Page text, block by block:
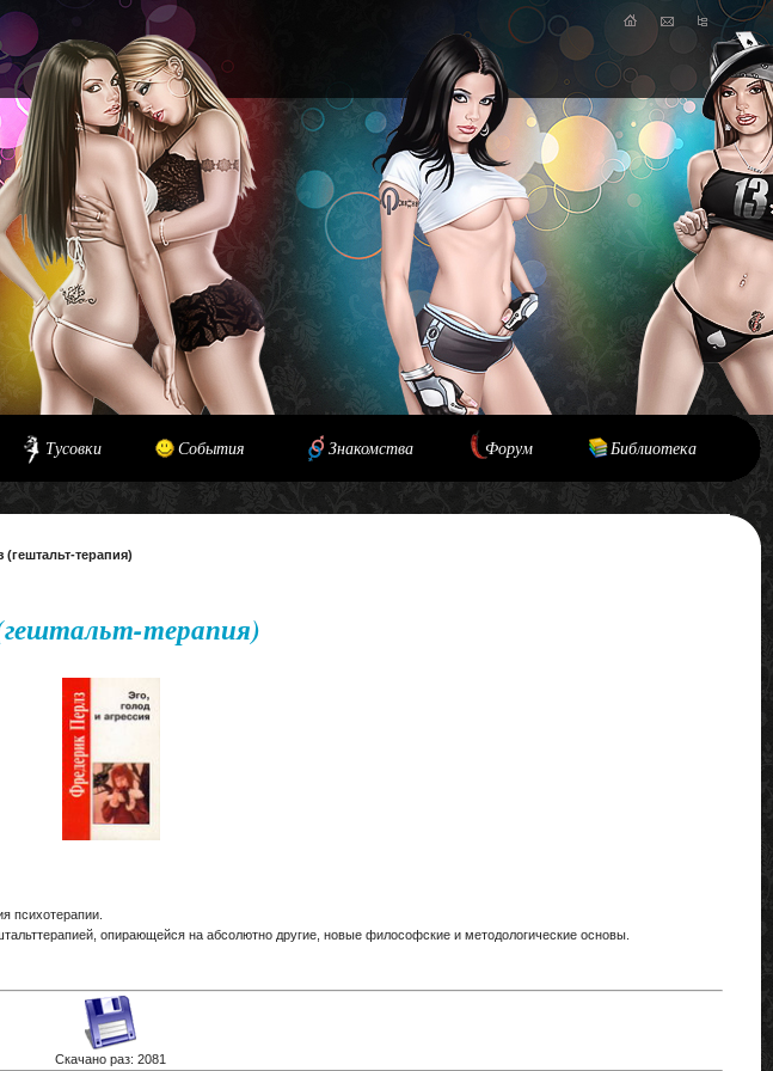
Тусовки События Знакомства Форум Библиотека
терапия)
терапия)
психотерапии.
опирающейся на абсолютно другие, новые философские и методологические основы.
Скачано раз: 2081